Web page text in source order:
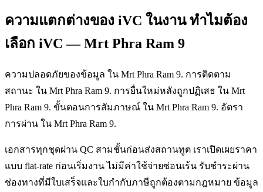
ความแตกต่างของ iVC ในงาน ทำไมต้อง
เลือก iVC — Mrt Phra Ram 9
ความปลอดภัยของข้อมูล ใน Mrt Phra Ram 9. การติดตาม
สถานะ ใน Mrt Phra Ram 9. การยื่นใหม่หลังถูกปฏิเสธ ใน Mrt
Phra Ram 9. ขั้นตอนการสัมภาษณ์ ใน Mrt Phra Ram 9. อัตรา
การผ่าน ใน Mrt Phra Ram 9.
เอกสารทุกชุดผ่าน QC สามชั้นก่อนส่งสถานทูต เราเปิดเผยราคา
แบบ flat-rate ก่อนเริ่มงาน ไม่มีค่าใช้จ่ายซ่อนเร้น รับชำระผ่าน
ช่องทางที่มีใบเสร็จและใบกำกับภาษีถูกต้องตามกฎหมาย ข้อมูล